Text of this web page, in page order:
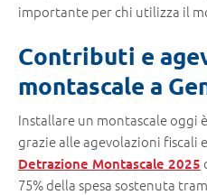
importante per chi utilizza il
Contributi e
montascale a
Installare un montascale oggi
grazie alle agevolazioni fiscali
Detrazione Montascale 2025
75% della spesa sostenuta